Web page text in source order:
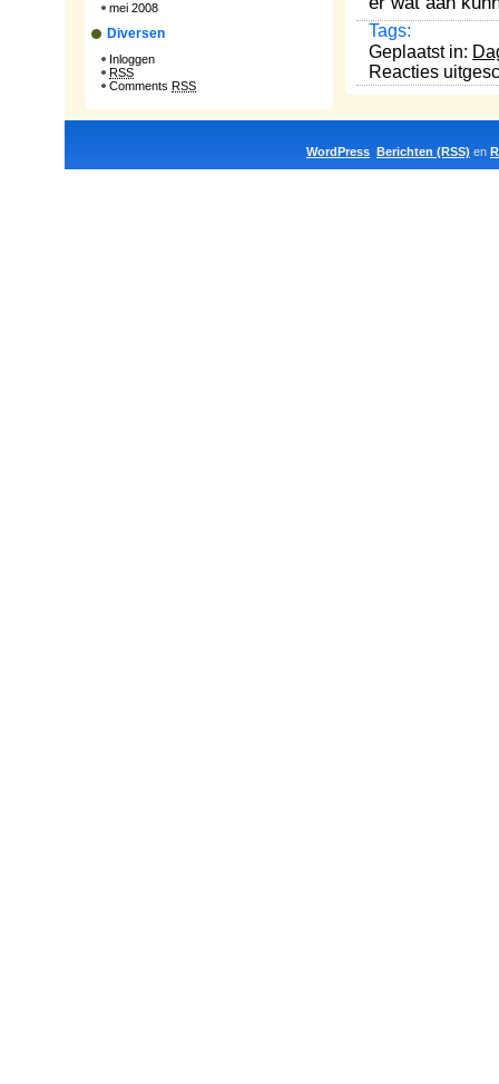
mei 2008
Diversen
Inloggen
RSS
Comments RSS
Tags:
Geplaatst in:
Reacties
WordPress Berichten (RSS) en